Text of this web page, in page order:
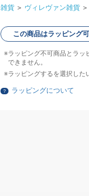
雑貨 ＞ ヴィレヴァン雑貨 ＞
この商品はラッピング
ラッピング不可商品とラッ
できません。
ラッピングするを選択した
？ ラッピングについて